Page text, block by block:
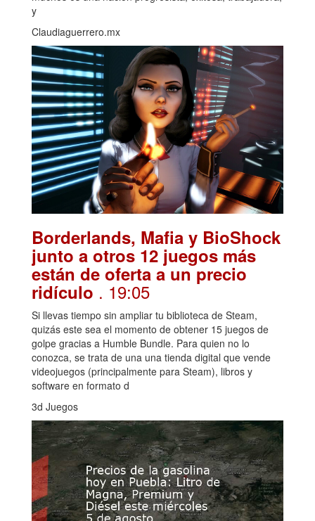
y
Claudiaguerrero.mx
Borderlands, Mafia y BioShock
junto a otros 12 juegos más
están de oferta a un precio
ridículo . 19:05
Si llevas tiempo sin ampliar tu biblioteca de Steam,
quizás este sea el momento de obtener 15 juegos de
golpe gracias a Humble Bundle. Para quien no lo
conozca, se trata de una una tienda digital que vende
videojuegos (principalmente para Steam), libros y
software en formato d
3d Juegos